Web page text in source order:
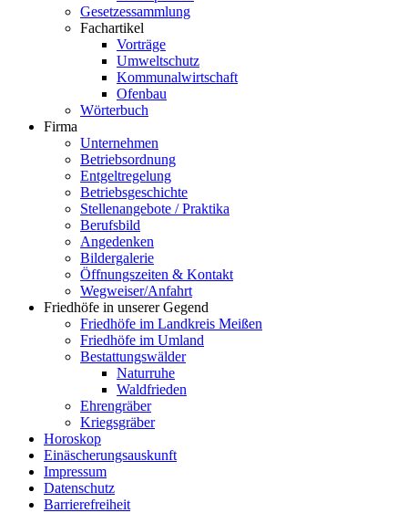
Gesetzessammlung
Fachartikel
Vorträge
Umweltschutz
Kommunalwirtschaft
Ofenbau
Wörterbuch
Firma
Unternehmen
Betriebsordnung
Entgeltregelung
Betriebsgeschichte
Stellenangebote / Praktika
Berufsbild
Angedenken
Bildergalerie
Öffnungszeiten & Kontakt
Wegweiser/Anfahrt
Friedhöfe in unserer Gegend
Friedhöfe im Landkreis Meißen
Friedhöfe im Umland
Bestattungswälder
Naturruhe
Waldfrieden
Ehrengräber
Kriegsgräber
Horoskop
Einäscherungsauskunft
Impressum
Datenschutz
Barrierefreiheit